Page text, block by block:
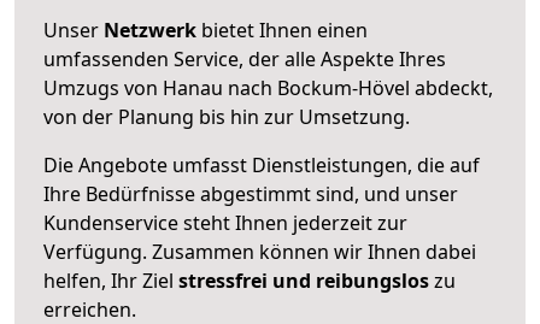
Unser Netzwerk bietet Ihnen einen
umfassenden Service, der alle Aspekte Ihres
Umzugs von Hanau nach Bockum-Hövel abdeckt,
von der Planung bis hin zur Umsetzung.
Die Angebote umfasst Dienstleistungen, die auf
Ihre Bedürfnisse abgestimmt sind, und unser
Kundenservice steht Ihnen jederzeit zur
Verfügung. Zusammen können wir Ihnen dabei
helfen, Ihr Ziel stressfrei und reibungsloszu
erreichen.